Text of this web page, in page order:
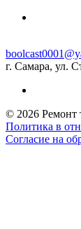
г. Самара, ул.
© 2026 Ремонт
Политика в
Согласие на